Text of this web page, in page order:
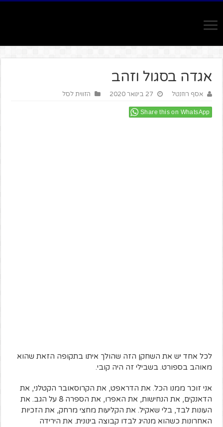
אגדה בסגול וזהב
אסף רוזנטל 27 בינואר 2020 הזווית לסל
Share this on WhatsApp
לכל אחד יש את השחקן הזה שהולך איתו בתקופה הזאת שהוא
מאוהב בספורט. בשבילי זה היה קובי.
אני זוכר ממנו הכל. את הדראפט, את הקרוסאובר הקטלני, את
הדאנקים, את הנחישות, את האפרו, את הספרה 8 על הגב. את
העונות לבד, בלי שאקיל. את הקליעות מחצי מרחק, את הזכיות
האחרונות כשהוא מנהיג לבדו קבוצה בינונית. את הירידה